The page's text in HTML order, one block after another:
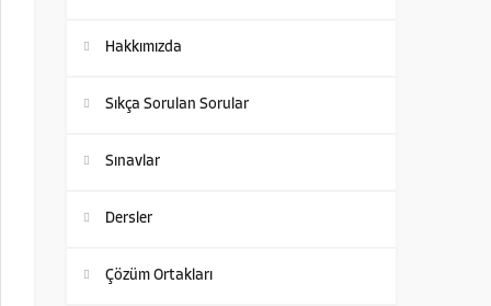
Hakkımızda
Sıkça Sorulan Sorular
Sınavlar
Dersler
Çözüm Ortakları